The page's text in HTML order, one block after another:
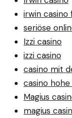
irwin casino
seriöse
Izzi casino
izzi casino
casino mit
casino
Magius
magius